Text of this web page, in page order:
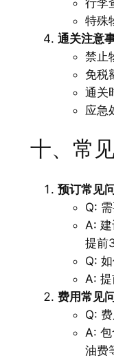
行李
特殊
通关注意
禁止
免税
通关
应急
十、常
预订常见
Q:
A:
提前
Q:
A: 提
费用常见
Q:
A:
油费